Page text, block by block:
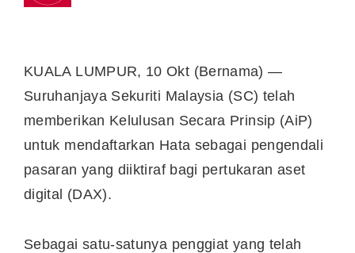
KUALA LUMPUR, 10 Okt (Bernama) —
Suruhanjaya Sekuriti Malaysia (SC) telah
memberikan Kelulusan Secara Prinsip (AiP)
untuk mendaftarkan Hata sebagai pengendali
pasaran yang diiktiraf bagi pertukaran aset
digital (DAX).
Sebagai satu-satunya penggiat yang telah